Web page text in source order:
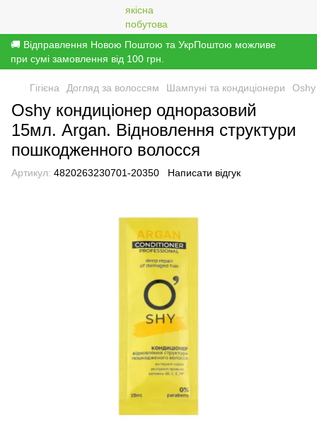
🚚 Відправлення Новою Поштою та УкрПоштою можливе
при сумі замовлення від 100 грн.
Гігієна Догляд за волоссям Шампуні та кондиціонери
Oshy кондиціонер одноразовий
15мл. Argan. Відновлення структури
пошкодженного волосся
Артикул: 4820263230701-20350 Написати відгук